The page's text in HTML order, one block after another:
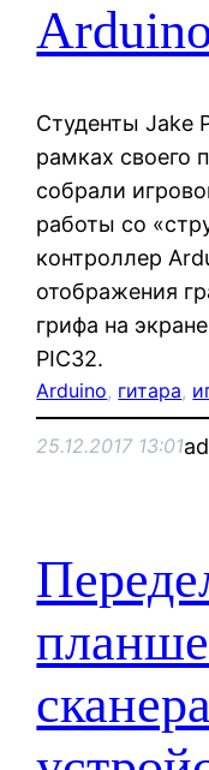
Студенты Jake
рамках своего
собрали
работы со
контроллер
отображения
грифа на
PIC32.
Arduino, гитара,
25.12.2017 13:01